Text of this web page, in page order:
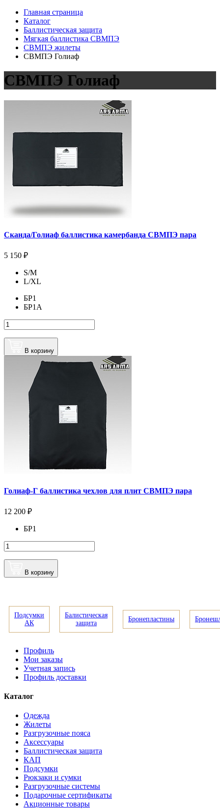
Главная страница
Каталог
Баллистическая защита
Мягкая баллистика СВМПЭ
СВМПЭ жилеты
СВМПЭ Голиаф
СВМПЭ Голиаф
Сканда/Голиаф баллистика камербанда СВМПЭ пара
5 150 ₽
S/М
L/XL
БР1
БР1А
В корзину
Голиаф-Г баллистика чехлов для плит СВМПЭ пара
12 200 ₽
БР1
В корзину
Подсумки
АК
Балистическая
защита
Бронепластины
Профиль
Мои заказы
Учетная запись
Профиль доставки
Каталог
Одежда
Жилеты
Разгрузочные пояса
Аксессуары
Баллистическая защита
КАП
Подсумки
Рюкзаки и сумки
Разгрузочные системы
Подарочные сертификаты
Акционные товары